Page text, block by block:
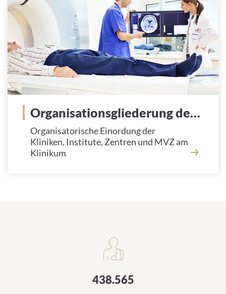
Organisationsgliederung des Klinikums
Organisatorische Einordung der
Kliniken, Institute, Zentren und MVZ am
Klinikum
438.565